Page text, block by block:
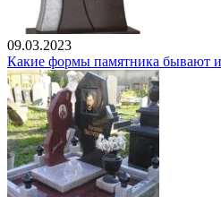
09.03.2023
Какие формы памятника бывают и